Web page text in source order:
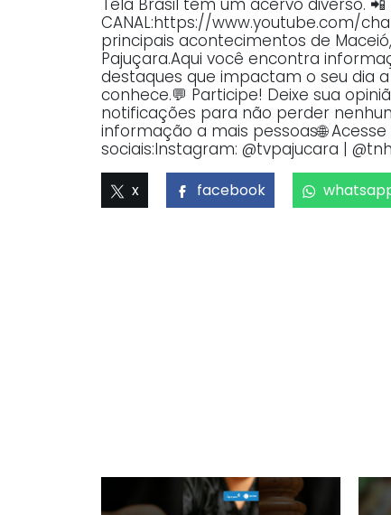
Tela Brasil tem um acervo diverso. 📲
CANAL:https://www.youtube.com/
principais acontecimentos de
Pajuçara.Aqui você encontra
destaques que impactam o seu dia
conhece.💬 Participe! Deixe sua
notificações para não perder
informação a mais pessoas🌐
sociais:Instagram: @tvpajucara |
x facebook